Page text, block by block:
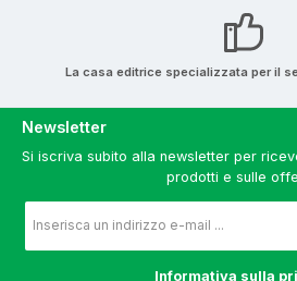
La casa editrice specializzata per il
Newsletter
Si iscriva subito alla newsletter per
prodotti e sulle
e-
*
Informativa sulla